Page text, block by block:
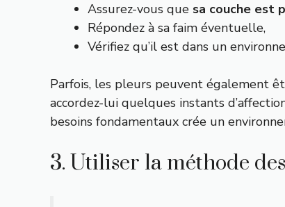
Assurez-vous que sa couche est
Répondez à sa faim éventuelle,
Vérifiez qu’il est dans un
Parfois, les pleurs peuvent également
accordez-lui quelques instants
besoins fondamentaux crée un
3. Utiliser la méthode des